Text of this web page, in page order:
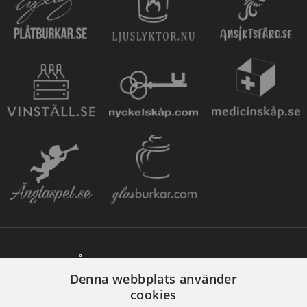
VÅRA SAMARBETSPARTNERS
Denna webbplats använder
cookies